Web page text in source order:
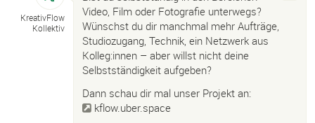
KreativFlow
Kollektiv
Video, Film oder Fotografie unterwegs?
Wünschst du dir manchmal mehr Aufträge,
Studiozugang, Technik, ein Netzwerk aus
Kolleg:innen – aber willst nicht deine
Selbstständigkeit aufgeben?
Dann schau dir mal unser Projekt an:
kflow.uber.space